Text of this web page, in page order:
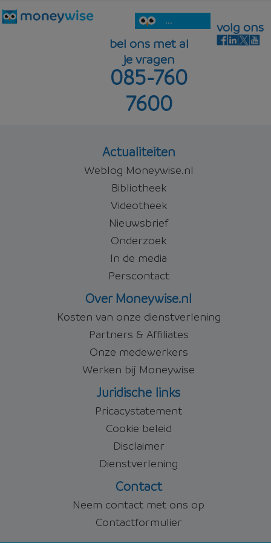
...
bel ons met al
je vragen
085-760
7600
volg ons
Actualiteiten
Weblog Moneywise.nl
Bibliotheek
Videotheek
Nieuwsbrief
Onderzoek
In de media
Perscontact
Over Moneywise.nl
Kosten van onze dienstverlening
Partners & Affiliates
Onze medewerkers
Werken bij Moneywise
Juridische links
Pricacystatement
Cookie beleid
Disclaimer
Dienstverlening
Contact
Neem contact met ons op
Contactformulier